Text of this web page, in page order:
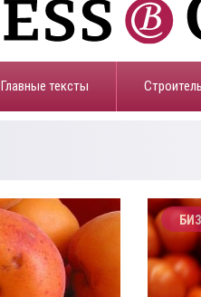
Главные тексты